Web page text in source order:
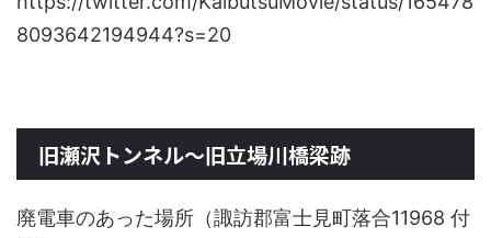
8093642194944?s=20
旧瀬沢トンネル〜旧立場川橋梁跡
廃電車のあった場所（諏訪郡富士見町落合11968 付